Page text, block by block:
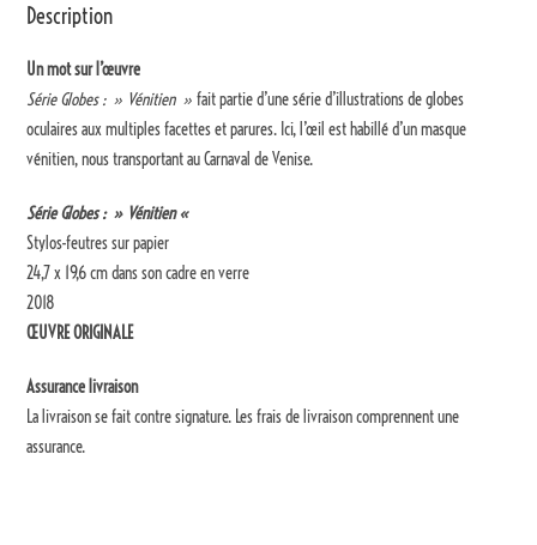
Description
Un mot sur l’œuvre
Série Globes : » Vénitien »fait partie d’une série d’illustrations de globes
oculaires aux multiples facettes et parures. Ici, l’œil est habillé d’un masque
vénitien, nous transportant au Carnaval de Venise.
Série Globes : » Vénitien «
Stylos-feutres sur papier
24,7 x 19,6 cm dans son cadre en verre
2018
ŒUVRE ORIGINALE
Assurance livraison
La livraison se fait contre signature. Les frais de livraison comprennent une
assurance.